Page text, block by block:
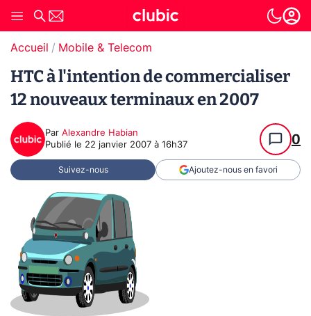
Accueil Mobile & Telecom
HTC à l'intention de commercialiser
12 nouveaux terminaux en 2007
Par Alexandre Habian
Publié le 22 janvier 2007 à 16h37 0
Suivez-nous Ajoutez-nous en favori